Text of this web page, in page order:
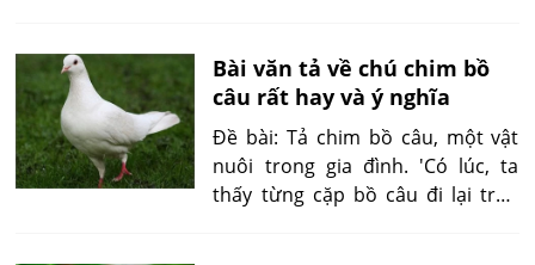
Bài văn tả về chú chim bồ
câu rất hay và ý nghĩa
Đề bài: Tả chim bồ câu, một vật
nuôi trong gia đình. 'Có lúc, ta
thấy từng cặp bồ câu đi lại trên